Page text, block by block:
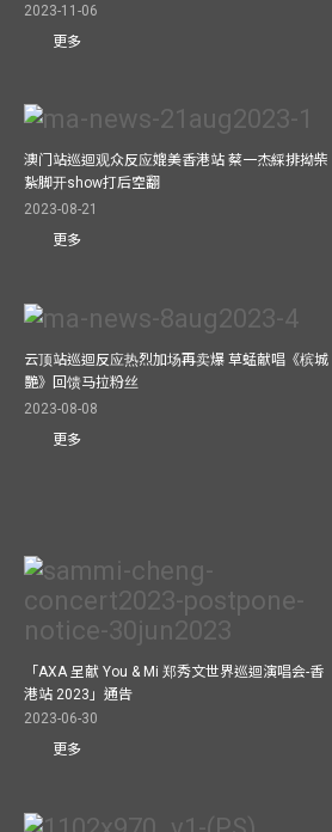
2023-11-06
更多
澳门站巡迴观众反应媲美香港站 蔡一杰綵排拗柴
紥脚开show打后空翻
2023-08-21
更多
云顶站巡迴反应热烈加场再卖爆 草蜢献唱《槟城
艷》回馈马拉粉丝
2023-08-08
更多
「AXA 呈献 You & Mi 郑秀文世界巡迴演唱会-香
港站 2023」通告
2023-06-30
更多